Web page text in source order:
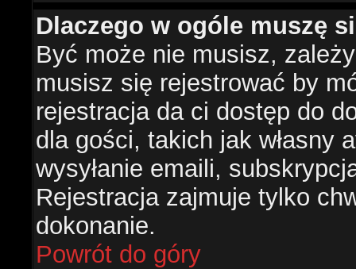
Dlaczego w ogóle muszę
Być może nie musisz,
musisz się rejestrować by
rejestracja da ci dostęp do
dla gości, takich jak własny
wysyłanie emaili,
Rejestracja zajmuje tylko
dokonanie.
Powrót do góry